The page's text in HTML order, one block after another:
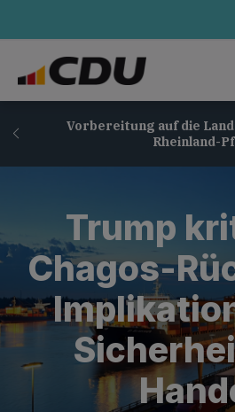
Vorbereitung auf die
Rheinland-
Trump
Chagos-